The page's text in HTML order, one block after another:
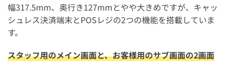
幅317.5mm、奥行き127mmとやや大きめですが、キャッ
シュレス決済端末とPOSレジの2つの機能を搭載していま
す。
スタッフ用のメイン画面と、お客様用のサブ画面の2画面